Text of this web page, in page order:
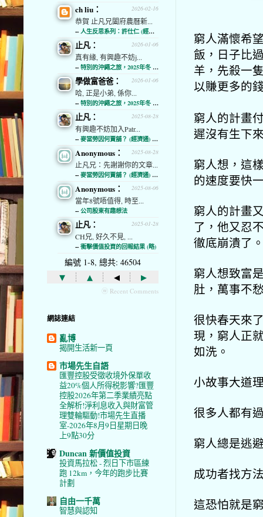
窮人滿懷希
飯，日子比
羊，先殺一
以賺更多的
窮人的計畫
遲沒有生下
窮人想，這
的速度要快
窮人的計畫
了，他又忍
徹底崩潰了
窮人想致富
肚，萬事不
很快春天來
現，窮人正
如洗。
小故事大道
很多人都有
窮人總是逃
成功者找方
這恐怕就是
2026-02-16
ch liu：
恭賀 止凡兄闔府農曆新...
-- 人生反思系列：許仕仁 (經濟通)
2026-01-06
止凡：
真有緣, 有興趣不妨j...
-- 特別的沖繩之旅，2025年冬 (經濟通)
2026-01-06
學做富爸爸：
哈, 正是小弟, 係你...
-- 特別的沖繩之旅，2025年冬 (經濟通)
2025-08-28
止凡：
有興趣不妨加入Patr...
-- 麥當勞因何賣舖？ (經濟通) (略)
2025-08-28
Anonymous：
止凡兄：先謝謝你的文章...
-- 麥當勞因何賣舖？ (經濟通) (略)
2025-08-06
Anonymous：
當年8號唔值得, 時至...
-- 公司股東有趣想法
2025-01-28
止凡：
CH兄, 好久不見, ...
-- 衝擊價值投資的回報結果 (略)
編號 1-8, 總共: 46504
▾ ▴ ◂ ▸
ⓦ Recent Comments
網誌連結
亂博
揭開生活新一頁
市場先生自語
匯豐控股受徵收境外保單收
益20%個人所得税影響?匯豐
控股2026年第二季業績亮點
全解析!淨利息收入與財富管
理雙輪驅動!市場先生直播
室-2026年8月9日星期日晚
上9點30分
Duncan 新價值投資
投資馬拉松 - 烈日下市區練
跑 12km，今年的跑步比賽
計劃
自由一千萬
智慧與認知